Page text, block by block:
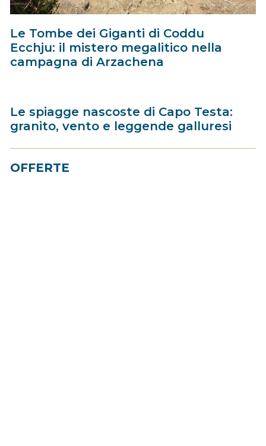
Le Tombe dei Giganti di Coddu
Ecchju: il mistero megalitico nella
campagna di Arzachena
Le spiagge nascoste di Capo Testa:
granito, vento e leggende galluresi
OFFERTE